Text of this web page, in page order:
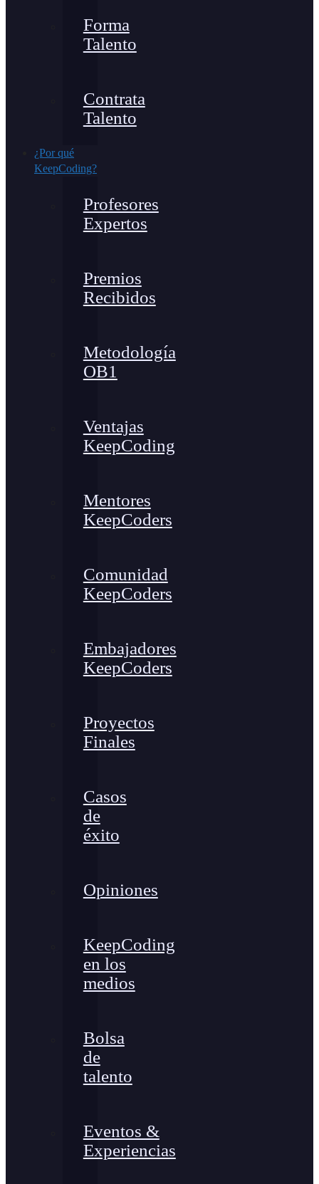
Forma
Talento
Contrata
Talento
¿Por qué
KeepCoding?
Profesores
Expertos
Premios
Recibidos
Metodología
OB1
Ventajas
KeepCoding
Mentores
KeepCoders
Comunidad
KeepCoders
Embajadores
KeepCoders
Proyectos
Finales
Casos
de
éxito
Opiniones
KeepCoding
en los
medios
Bolsa
de
talento
Eventos &
Experiencias